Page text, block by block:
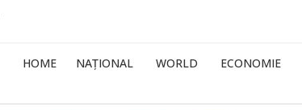
HOME NAȚIONAL WORLD ECONOMIE